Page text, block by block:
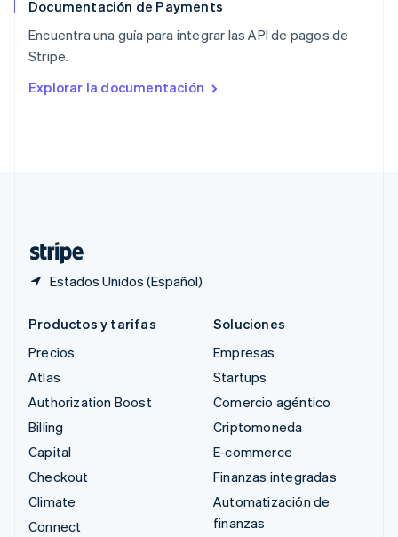
Documentación de Payments
Encuentra una guía para integrar las API de pagos de
Stripe.
Explorar la documentación
Estados Unidos (Español)
Reino Unido
República Checa
English
English
Productos y tarifas
Precios
Atlas
Authorization Boost
Billing
Capital
Checkout
Climate
Connect
Soluciones
Empresas
Startups
Comercio agéntico
Criptomoneda
E-commerce
Finanzas integradas
Automatización de
finanzas